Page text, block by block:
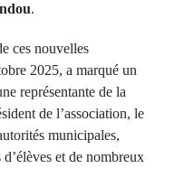
.
ces nouvelles
2025, a marqué un
représentante de la
de l’association, le
municipales,
et de nombreux